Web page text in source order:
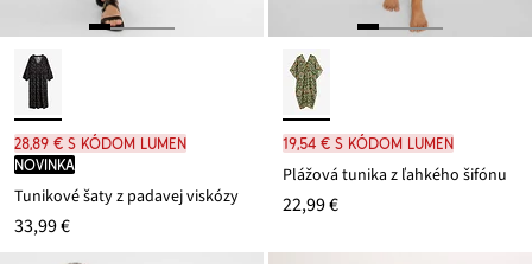
28,89 € s kódom LUMEN
novinka
Tunikové šaty z padavej viskózy
33,99 €
19,54 € s kódom LUMEN
Plážová tunika z ľahkého šifónu
22,99 €